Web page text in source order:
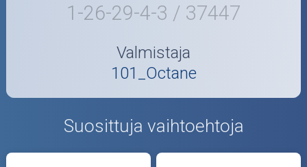
1-26-29-4-3 / 37447
Valmistaja
101_Octane
Suosittuja vaihtoehtoja